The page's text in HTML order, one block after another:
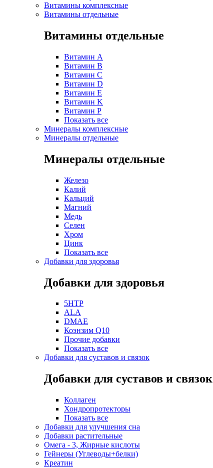
Витамины комплексные
Витамины отдельные
Витамины отдельные
Витамин A
Витамин B
Витамин C
Витамин D
Витамин E
Витамин K
Витамин P
Показать все
Минералы комплексные
Минералы отдельные
Минералы отдельные
Железо
Калий
Кальций
Магний
Медь
Селен
Хром
Цинк
Показать все
Добавки для здоровья
Добавки для здоровья
5HTP
ALA
DMAE
Коэнзим Q10
Прочие добавки
Показать все
Добавки для суставов и связок
Добавки для суставов и связок
Коллаген
Хондропротекторы
Показать все
Добавки для улучшения сна
Добавки растительные
Омега - 3, Жирные кислоты
Гейнеры (Углеводы+белки)
Креатин